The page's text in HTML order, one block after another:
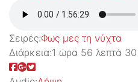
Σειρές:Φως μες τη νύχτα
Διάρκεια:1 ώρα 56 λεπτά 30